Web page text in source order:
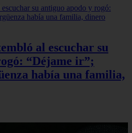
al escuchar su
“Déjame ir”;
había una familia,